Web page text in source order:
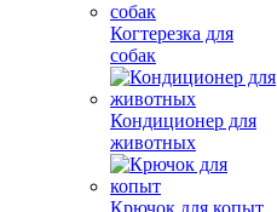
Когтерезка для
собак
Кондиционер для
животных
Крючок для копыт